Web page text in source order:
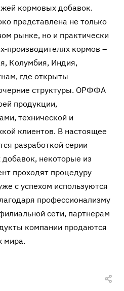
кормовых добавок.
представлена не только
рынке, но и практически
производителях кормов –
Колумбия, Индия,
где открыты
структуры. ОРФФА
продукции,
технической и
клиентов. В настоящее
разработкой серии
некоторые из
проходят процедуру
с успехом используются
профессионализму
сети, партнерам
компании продаются
мира.